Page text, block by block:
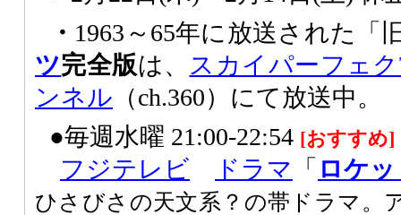
・ 1963～65年に放送された「
ツ完全版は、
スカイパーフェ
ンネル （ch.360）にて放送中。
●毎週水曜 21:00-22:54 [おすすめ]
フジテレビ ドラマ 「 ロケ
ひさびさの天文系？の帯ドラマ。